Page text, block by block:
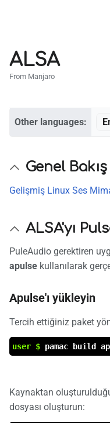
ALSA
From Manjaro
Other languages:
Genel Bakış
Gelişmiş Linux Ses
ALSA'yı
PuleAudio gerektiren
apulse kullanılarak
Apulse'ı yükleyin
Tercih ettiğiniz paket
user $ pamac build
Kaynaktan
dosyası oluşturun: